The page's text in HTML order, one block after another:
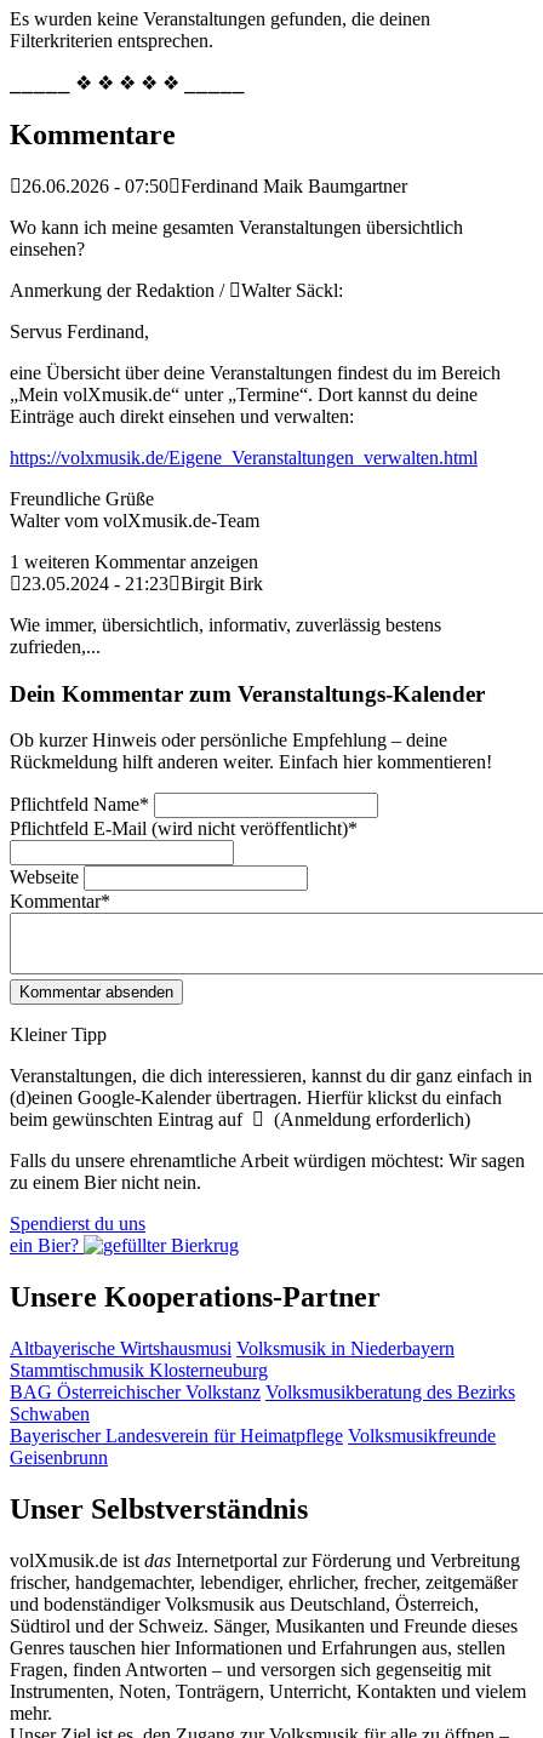
Es wurden keine Veranstaltungen gefunden, die deinen
Filterkriterien entsprechen.
⎯⎯⎯⎯⎯ ❖ ❖ ❖ ❖ ❖ ⎯⎯⎯⎯⎯
Kommentare
26.06.2026 - 07:50 Ferdinand Maik Baumgartner
Wo kann ich meine gesamten Veranstaltungen übersichtlich
einsehen?
Anmerkung der Redaktion /
Walter Säckl:
Servus Ferdinand,
eine Übersicht über deine Veranstaltungen findest du im Bereich
„Mein volXmusik.de“ unter „Termine“. Dort kannst du deine
Einträge auch direkt einsehen und verwalten:
https://volxmusik.de/Eigene_Veranstaltungen_verwalten.html
Freundliche Grüße
Walter vom volXmusik.de-Team
1 weiteren Kommentar anzeigen
23.05.2024 - 21:23 Birgit Birk
Wie immer, übersichtlich, informativ, zuverlässig bestens
zufrieden,...
Dein Kommentar zum Veranstaltungs-Kalender
Ob kurzer Hinweis oder persönliche Empfehlung – deine
Rückmeldung hilft anderen weiter. Einfach hier kommentieren!
Pflichtfeld Name*
Pflichtfeld E-Mail (wird nicht veröffentlicht)*
Webseite
Kommentar*
Kleiner Tipp
Veranstaltungen, die dich interessieren, kannst du dir ganz einfach in
(d)einen Google-Kalender übertragen. Hierfür klickst du einfach
beim gewünschten Eintrag auf
(Anmeldung erforderlich)
Falls du unsere ehrenamtliche Arbeit würdigen möchtest: Wir sagen
zu einem Bier nicht nein.
Spendierst du uns
ein Bier?
Unsere Kooperations-Partner
Altbayerische Wirtshausmusi Volksmusik in Niederbayern
Stammtischmusik Klosterneuburg
BAG Österreichischer Volkstanz Volksmusikberatung des Bezirks
Schwaben
Bayerischer Landesverein für Heimatpflege Volksmusikfreunde
Geisenbrunn
Unser Selbstverständnis
volXmusik.de ist das Internetportal zur Förderung und Verbreitung
frischer, handgemachter, lebendiger, ehrlicher, frecher, zeitgemäßer
und bodenständiger Volksmusik aus Deutschland, Österreich,
Südtirol und der Schweiz. Sänger, Musikanten und Freunde dieses
Genres tauschen hier Informationen und Erfahrungen aus, stellen
Fragen, finden Antworten – und versorgen sich gegenseitig mit
Instrumenten, Noten, Tonträgern, Unterricht, Kontakten und vielem
mehr.